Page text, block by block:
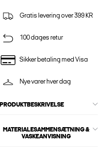
Gratis levering over 399 KR
100 dages retur
Sikker betaling med Visa
Nye varer hver dag
PRODUKTBESKRIVELSE
MATERIALESAMMENSÆTNING &
VASKEANVISNING